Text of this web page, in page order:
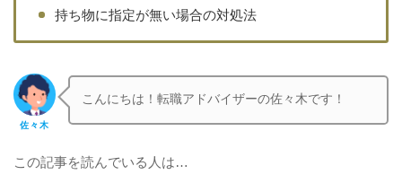
持ち物に指定が無い場合の対処法
佐々木
こんにちは！転職アドバイザーの佐々木です！
この記事を読んでいる人は…